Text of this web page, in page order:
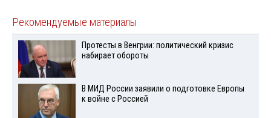
Рекомендуемые материалы
Протесты в Венгрии: политический кризис
набирает обороты
В МИД России заявили о подготовке Европы
к войне с Россией